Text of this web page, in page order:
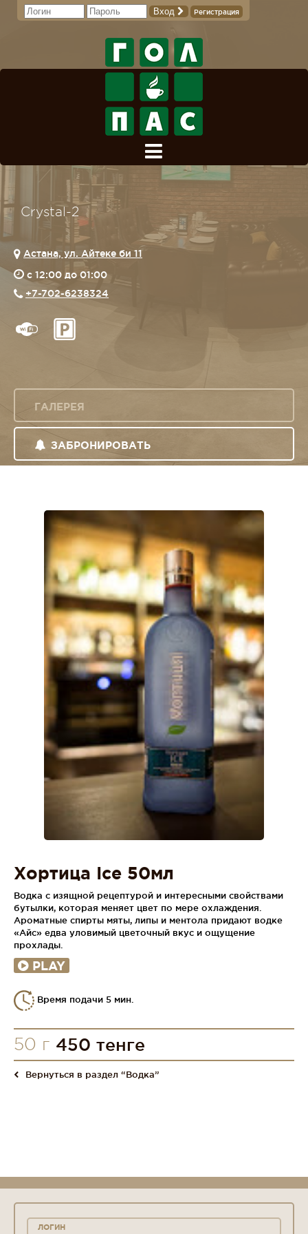
Вход Регистрация
Crystal-2
Астана, ул. Айтеке би 11
c 12:00 до 01:00
+7-702-6238324
ГАЛЕРЕЯ
ЗАБРОНИРОВАТЬ
Хортица Ice 50мл
Водка с изящной рецептурой и интересными свойствами
бутылки, которая меняет цвет по мере охлаждения.
Ароматные спирты мяты, липы и ментола придают водке
«Айс» едва уловимый цветочный вкус и ощущение
прохлады.
PLAY
Время подачи 5 мин.
50 г 450 тенге
Вернуться в раздел “Водка”